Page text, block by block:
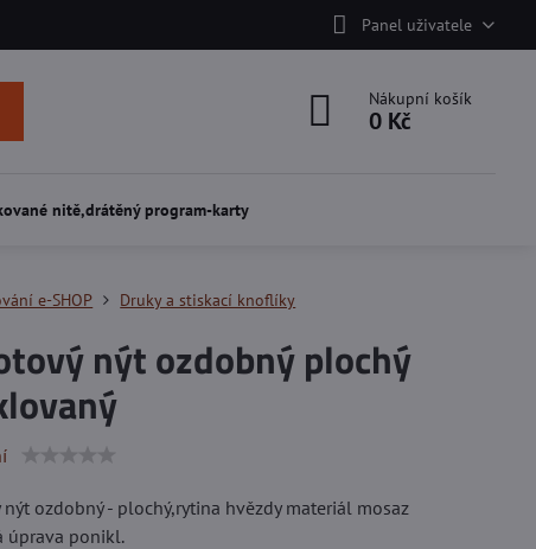
Panel uživatele
Nákupní košík
0 Kč
nitě,drátěný program-karty
e-SHOP Druky a stiskací knoflíky
nýt ozdobný plochý
ozdobný - plochý,rytina hvězdy materiál mosaz
úprava ponikl.